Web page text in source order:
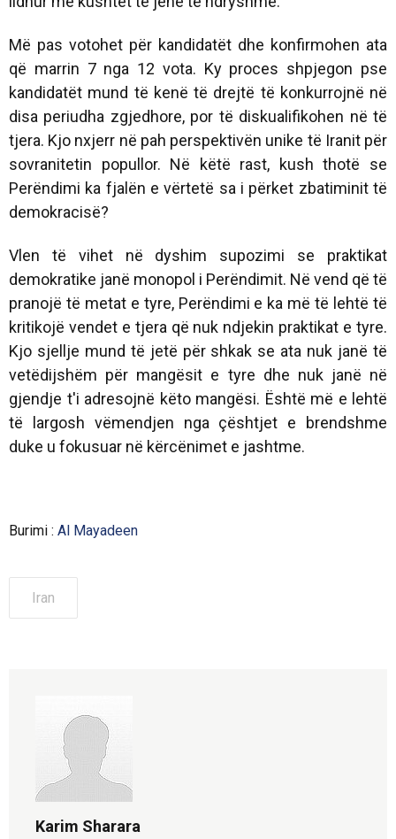
Më pas votohet për kandidatët dhe konfirmohen ata
që marrin 7 nga 12 vota. Ky proces shpjegon pse
kandidatët mund të kenë të drejtë të konkurrojnë në
disa periudha zgjedhore, por të diskualifikohen në të
tjera. Kjo nxjerr në pah perspektivën unike të Iranit për
sovranitetin popullor. Në këtë rast, kush thotë se
Perëndimi ka fjalën e vërtetë sa i përket zbatiminit të
demokracisë?
Vlen të vihet në dyshim supozimi se praktikat
demokratike janë monopol i Perëndimit. Në vend që të
pranojë të metat e tyre, Perëndimi e ka më të lehtë të
kritikojë vendet e tjera që nuk ndjekin praktikat e tyre.
Kjo sjellje mund të jetë për shkak se ata nuk janë të
vetëdijshëm për mangësit e tyre dhe nuk janë në
gjendje t'i adresojnë këto mangësi. Është më e lehtë
të largosh vëmendjen nga çështjet e brendshme
duke u fokusuar në kërcënimet e jashtme.
Burimi : Al Mayadeen
Iran
Karim Sharara